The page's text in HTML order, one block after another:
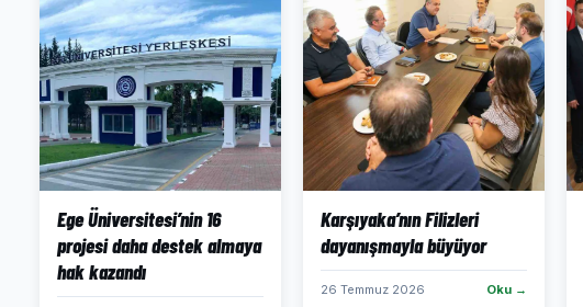
Ege Üniversitesi’nin 16
projesi daha destek almaya
hak kazandı
Karşıyaka’nın Filizleri
dayanışmayla büyüyor
26 Temmuz 2026 Oku →